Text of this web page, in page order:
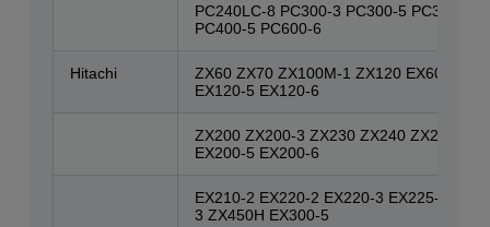
PC240LC-8 PC300-3 PC300-5 PC300-6
PC400-5 PC600-6
Hitachi
ZX60 ZX70 ZX100M-1 ZX120 EX60
EX120-5 EX120-6
ZX200 ZX200-3 ZX230 ZX240 ZX240-3
EX200-5 EX200-6
EX210-2 EX220-2 EX220-3 EX225-5
3 ZX450H EX300-5